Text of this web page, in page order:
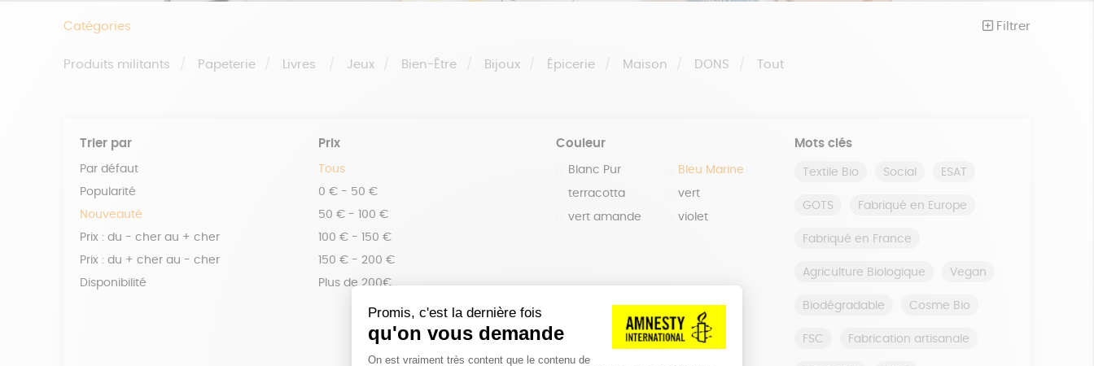
Catégories Filtrer
Produits militants Papeterie Livres Jeux Bien-Être Bijoux Épicerie Maison DONS Tout
Trier par
Par défaut
Popularité
Nouveauté
Prix : du - cher au + cher
Prix : du + cher au - cher
Disponibilité
Prix
Tous
0 € - 50 €
50 € - 100 €
100 € - 150 €
150 € - 200 €
Plus de 200€
Couleur
Blanc Pur Bleu Marine
terracotta vert
vert amande violet
Mots clés
Textile Bio Social ESAT
GOTS Fabriqué en Europe
Fabriqué en France
Agriculture Biologique Vegan
Biodégradable Cosme Bio
FSC Fabrication artisanale